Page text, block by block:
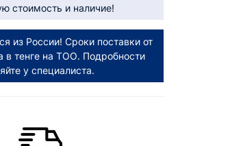
стоимость и наличие!
из России! Сроки поставки от
в тенге на ТОО. Подробности
у специалиста.